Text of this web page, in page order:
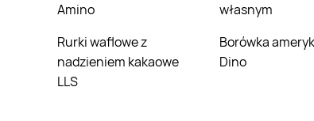
Amino
własnym
Rurki waflowe z
nadzieniem kakaowe
LLS
Borówka amerykańska
Dino